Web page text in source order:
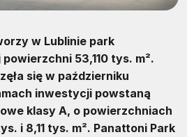
w Lublinie park
53,110 tys. m².
się w październiku
inwestycji powstaną
klasy A, o powierzchniach
i 8,11 tys. m². Panattoni Park